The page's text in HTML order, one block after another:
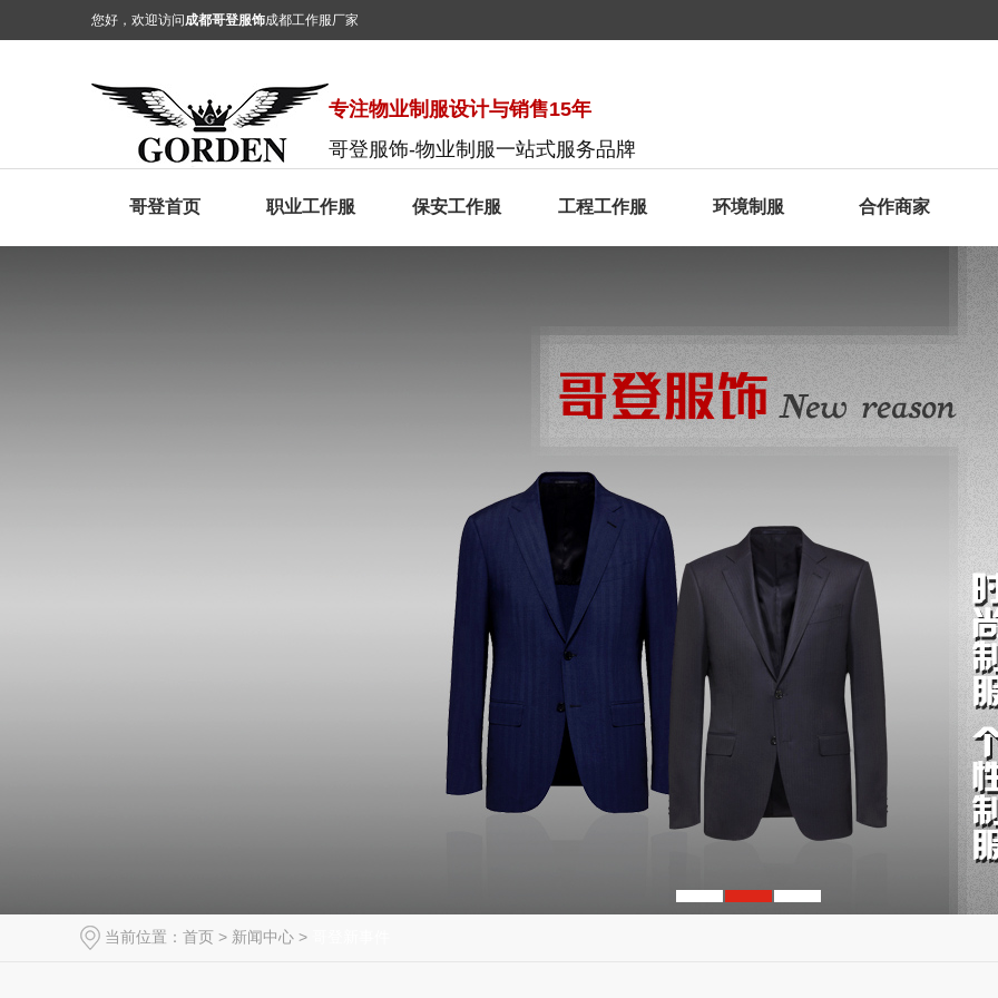
您好，欢迎访问成都哥登服饰成都工作服厂家
专注物业制服设计与销售15年
哥登服饰-物业制服一站式服务品牌
哥登首页 职业工作服 保安工作服 工程工作服 环境制服 合作商家
当前位置： 首页 > 新闻中心 >